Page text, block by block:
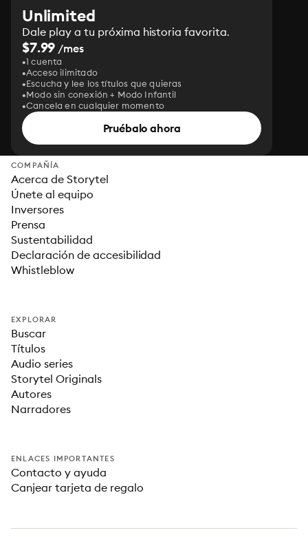
Unlimited
Dale play a tu próxima historia favorita.
$7.99 /mes
1 cuenta
Acceso ilimitado
Escucha y lee los títulos que quieras
Modo sin conexión + Modo Infantil
Cancela en cualquier momento
Pruébalo ahora
COMPAÑÍA
Acerca de Storytel
Únete al equipo
Inversores
Prensa
Sustentabilidad
Declaración de accesibilidad
Whistleblow
EXPLORAR
Buscar
Títulos
Audio series
Storytel Originals
Autores
Narradores
ENLACES IMPORTANTES
Contacto y ayuda
Canjear tarjeta de regalo